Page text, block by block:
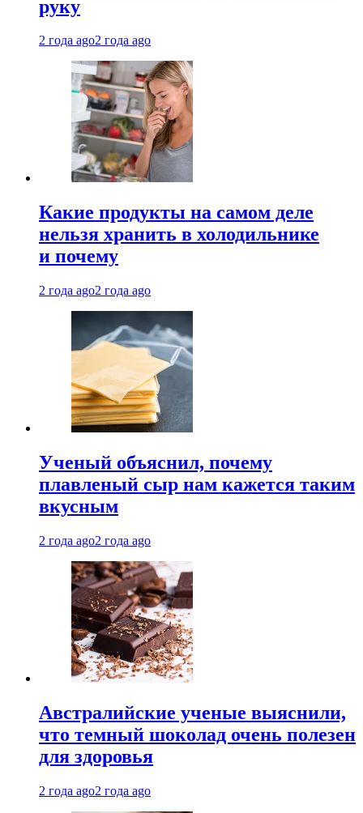
руку
2 года ago2 года ago
Какие продукты на самом деле
нельзя хранить в холодильнике
и почему
2 года ago2 года ago
Ученый объяснил, почему
плавленый сыр нам кажется таким
вкусным
2 года ago2 года ago
Австралийские ученые выяснили,
что темный шоколад очень полезен
для здоровья
2 года ago2 года ago